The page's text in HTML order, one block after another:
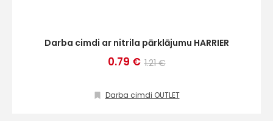
Darba cimdi ar nitrila pārklājumu HARRIER
0.79 € 1.21 €
Darba cimdi OUTLET